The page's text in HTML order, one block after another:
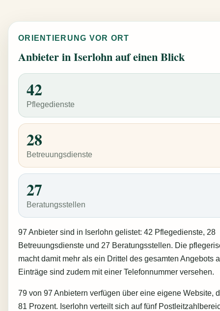
ORIENTIERUNG VOR ORT
Anbieter in Iserlohn auf einen Blick
42
Pflegedienste
28
Betreuungsdienste
27
Beratungsstellen
97 Anbieter sind in Iserlohn gelistet: 42 Pflegedienste, 28
Betreuungsdienste und 27 Beratungsstellen. Die
macht damit mehr als ein Drittel des gesamten Angebots
Einträge sind zudem mit einer Telefonnummer versehen.
79 von 97 Anbietern verfügen über eine eigene Website,
81 Prozent. Iserlohn verteilt sich auf fünf